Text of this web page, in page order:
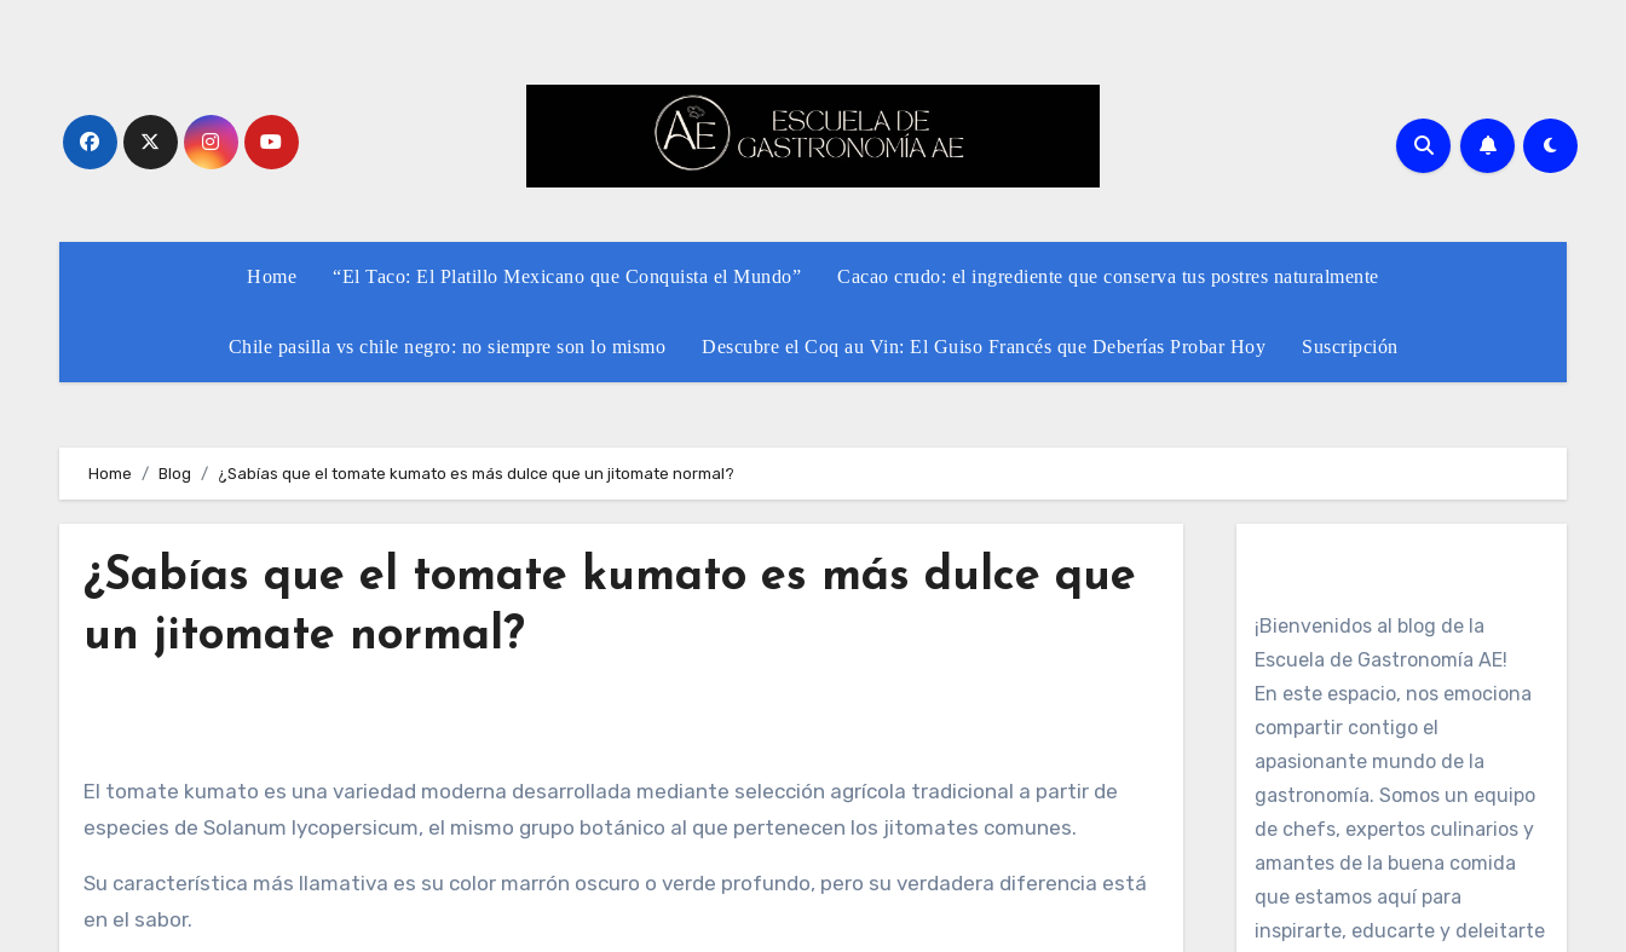
Home “El Taco: El Platillo Mexicano que Conquista el Mundo” Cacao crudo: el ingrediente que conserva tus postres naturalmente
Chile pasilla vs chile negro: no siempre son lo mismo Descubre el Coq au Vin: El Guiso Francés que Deberías Probar Hoy Suscripción
Home Blog ¿Sabías que el tomate kumato es más dulce que un jitomate normal?
¿Sabías que el tomate kumato es más dulce que
un jitomate normal?
El tomate kumato es una variedad moderna desarrollada mediante selección agrícola tradicional a partir de
especies de Solanum lycopersicum, el mismo grupo botánico al que pertenecen los jitomates comunes.
Su característica más llamativa es su color marrón oscuro o verde profundo, pero su verdadera diferencia está
en el sabor.
¡Bienvenidos al blog de la
Escuela de Gastronomía AE!
En este espacio, nos emociona
compartir contigo el
apasionante mundo de la
gastronomía. Somos un equipo
de chefs, expertos culinarios y
amantes de la buena comida
que estamos aquí para
inspirarte, educarte y deleitarte